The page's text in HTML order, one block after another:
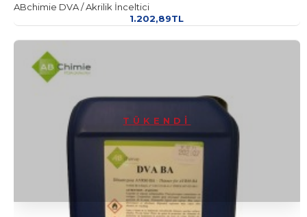
ABchimie DVA / Akrilik İnceltici
1.202,89TL
TÜKENDI